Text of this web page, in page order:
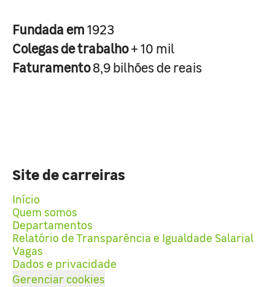
Fundada em1923
Colegas de trabalho+ 10 mil
Faturamento8,9 bilhões de reais
Site de carreiras
Início
Quem somos
Departamentos
Relatório de Transparência e Igualdade Salarial
Vagas
Dados e privacidade
Gerenciar cookies